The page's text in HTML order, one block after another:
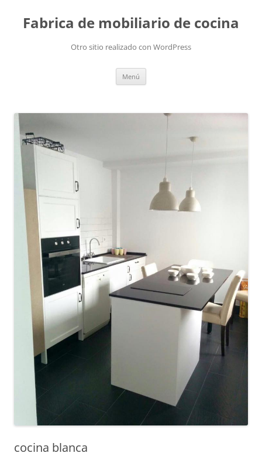
Fabrica de mobiliario de cocina
Otro sitio realizado con WordPress
Menú
cocina blanca